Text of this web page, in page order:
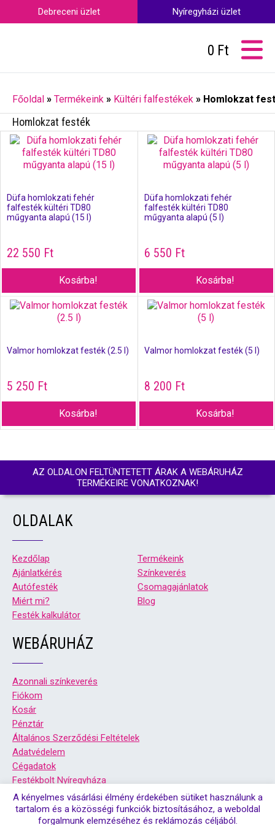
Debreceni üzlet Nyíregyházi üzlet
0 Ft
Főoldal » Termékeink » Kültéri falfestékek » Homlokzat
Homlokzat festék
Düfa homlokzati fehér
falfesték kültéri TD80
műgyanta alapú (15 l)
22 550 Ft
Kosárba!
Düfa homlokzati fehér
falfesték kültéri TD80
műgyanta alapú (5 l)
6 550 Ft
Kosárba!
Valmor homlokzat festék (2.5 l)
5 250 Ft
Kosárba!
Valmor homlokzat festék (5 l)
8 200 Ft
Kosárba!
AZ OLDALON FELTÜNTETETT ÁRAK A WEBÁRUHÁZ
TERMÉKEIRE VONATKOZNAK!
OLDALAK
Kezdőlap
Termékeink
Ajánlatkérés
Színkeverés
Autófesték
Csomagajánlatok
Miért mi?
Blog
Festék kalkulátor
WEBÁRUHÁZ
Azonnali színkeverés
Fiókom
Kosár
Pénztár
Általános Szerződési Feltételek
Adatvédelem
Cégadatok
Festékbolt Nyíregyháza
Festékbolt Debrecen
A kényelmes vásárlási élmény érdekében sütiket használunk a
tartalom és a közösségi funkciók biztosításához, a weboldal
forgalmunk elemzéséhez és reklámozás céljából.